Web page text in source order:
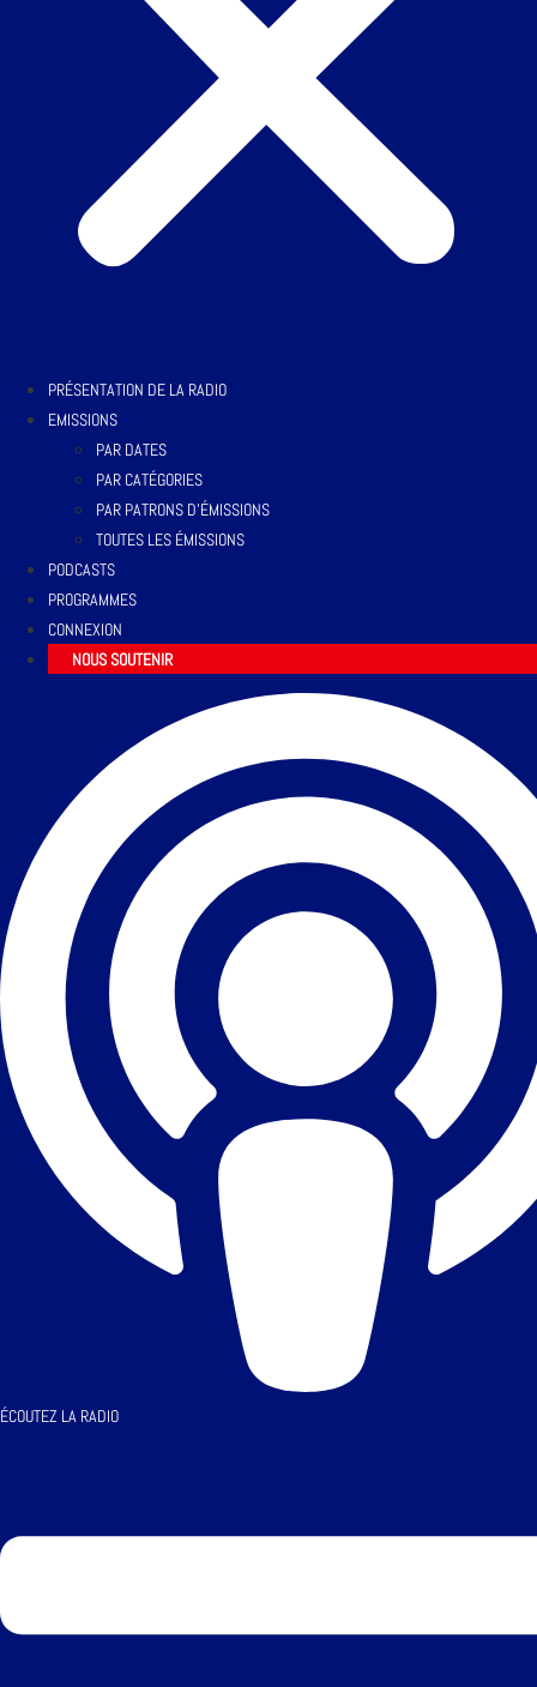
PRÉSENTATION DE LA RADIO
EMISSIONS
PAR DATES
PAR CATÉGORIES
PAR PATRONS D’ÉMISSIONS
TOUTES LES ÉMISSIONS
PODCASTS
PROGRAMMES
CONNEXION
NOUS SOUTENIR
ÉCOUTEZ LA RADIO